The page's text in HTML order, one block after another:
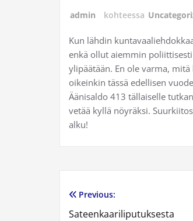
admin kohteessa
Kun lähdin
enkä ollut aiemmin
ylipäätään. En ole varma,
oikeinkin tässä edellisen
Äänisaldo 413 tällaiselle
vetää kyllä nöyräksi.
alku!
Artikkelien
Previous:
Sateenkaariliputuksesta